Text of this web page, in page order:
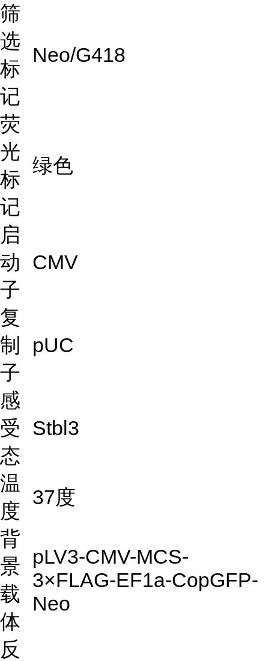
筛
选
标
记
Neo/G418
荧
光
标
记
绿色
启
动
子
CMV
复
制
子
pUC
感
受
态
Stbl3
温
度
37度
背
景
载
体
pLV3-CMV-MCS-
3×FLAG-EF1a-CopGFP-
Neo
反